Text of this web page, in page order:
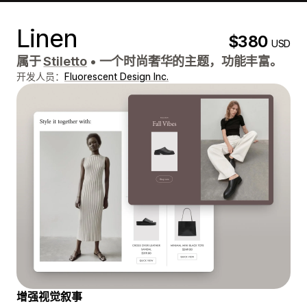
Linen $380USD
属于Stiletto • 一个时尚奢华的主题，功能丰富。
开发人员： Fluorescent Design Inc.
增强视觉叙事